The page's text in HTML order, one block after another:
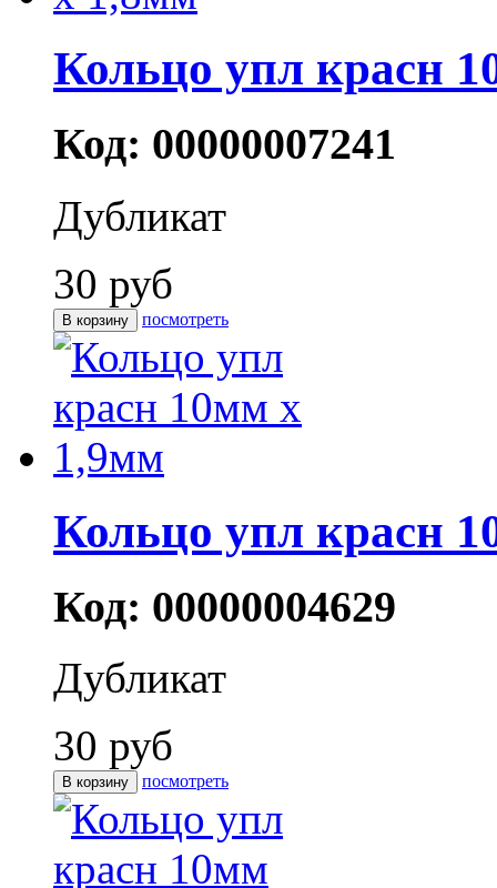
Кольцо упл красн
Код: 00000007241
Дубликат
30 руб
посмотреть
Кольцо упл красн
Код: 00000004629
Дубликат
30 руб
посмотреть